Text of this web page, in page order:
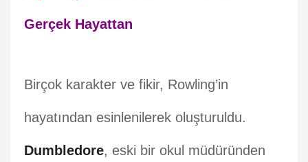
Gerçek Hayattan
Birçok karakter ve fikir, Rowling’in
hayatından esinlenilerek oluşturuldu.
Dumbledore, eski bir okul müdüründen